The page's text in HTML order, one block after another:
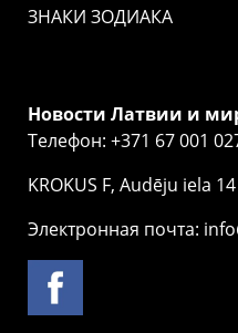
ЗНАКИ ЗОДИАКА
Новости Латвии и
Телефон: +371 67 001
KROKUS F, Audēju iela
Электронная почта: